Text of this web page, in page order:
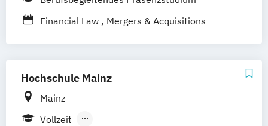
Financial Law
Mergers & Acquisitions
Hochschule Mainz
Mainz
Vollzeit